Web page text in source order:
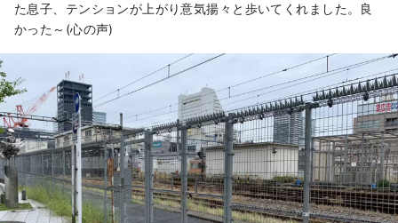
た息子、テンションが上がり意気揚々と歩いてくれました。良
かった～(心の声)